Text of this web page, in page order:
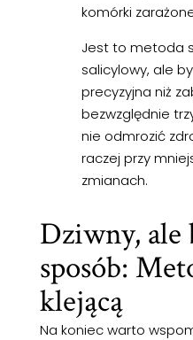
komórki
Jest to metoda
salicylowy, ale
precyzyjna niż
bezwzględnie
nie odmrozić
raczej przy
zmianach.
Dziwny, ale
sposób:
klejącą
Na koniec warto